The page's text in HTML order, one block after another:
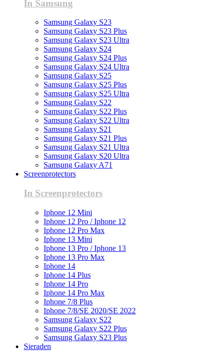
In Samsung
Samsung Galaxy S23
Samsung Galaxy S23 Plus
Samsung Galaxy S23 Ultra
Samsung Galaxy S24
Samsung Galaxy S24 Plus
Samsung Galaxy S24 Ultra
Samsung Galaxy S25
Samsung Galaxy S25 Plus
Samsung Galaxy S25 Ultra
Samsung Galaxy S22
Samsung Galaxy S22 Plus
Samsung Galaxy S22 Ultra
Samsung Galaxy S21
Samsung Galaxy S21 Plus
Samsung Galaxy S21 Ultra
Samsung Galaxy S20 Ultra
Samsung Galaxy A71
Screenprotectors
In Screenprotectors
Iphone 12 Mini
Iphone 12 Pro / Iphone 12
Iphone 12 Pro Max
Iphone 13 Mini
Iphone 13 Pro / Iphone 13
Iphone 13 Pro Max
Iphone 14
Iphone 14 Plus
Iphone 14 Pro
Iphone 14 Pro Max
Iphone 7/8 Plus
Iphone 7/8/SE 2020/SE 2022
Samsung Galaxy S22
Samsung Galaxy S22 Plus
Samsung Galaxy S23 Plus
Sieraden